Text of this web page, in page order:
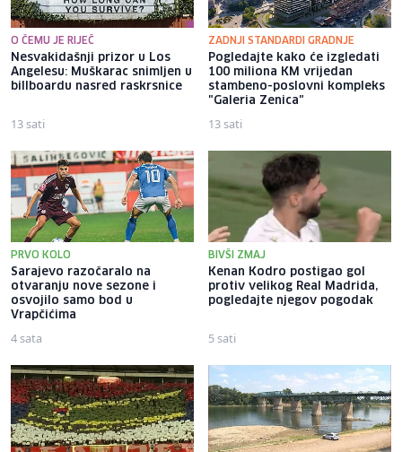
O ČEMU JE RIJEČ
Nesvakidašnji prizor u Los
Angelesu: Muškarac snimljen u
billboardu nasred raskrsnice
13 sati
ZADNJI STANDARDI GRADNJE
Pogledajte kako će izgledati
100 miliona KM vrijedan
stambeno-poslovni kompleks
"Galeria Zenica"
13 sati
PRVO KOLO
Sarajevo razočaralo na
otvaranju nove sezone i
osvojilo samo bod u
Vrapčićima
4 sata
BIVŠI ZMAJ
Kenan Kodro postigao gol
protiv velikog Real Madrida,
pogledajte njegov pogodak
5 sati